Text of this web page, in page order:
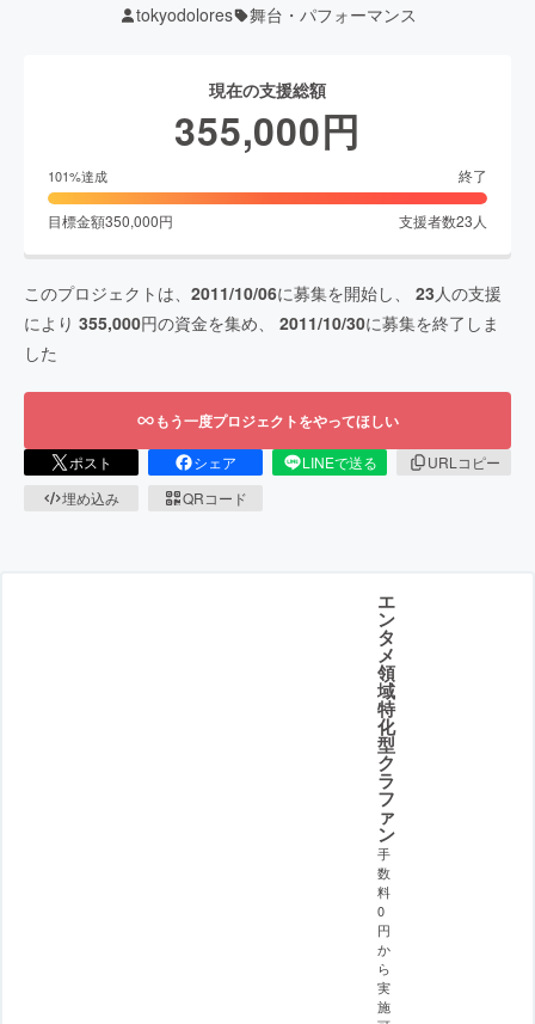
tokyodolores 舞台・パフォーマンス
現在の支援総額
355,000円
101%達成 終了
目標金額350,000円 支援者数23 人
このプロジェクトは、 2011/10/06に募集を開始し、 23人の支援
により 355,000円の資金を集め、 2011/10/30に募集を終了しま
した
もう一度プロジェクトをやってほしい
ポスト シェア LINEで送る
URLコピー
埋め込み
QRコード
エ
ン
タ
メ
領
域
特
化
型
ク
ラ
フ
ァ
ン
手
数
料
0
円
か
ら
実
施